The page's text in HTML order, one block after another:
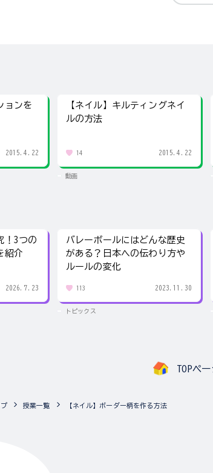
ョンを
2015.4.22
【ネイル】キルティングネイ
ルの方法
14 2015.4.22
動画
！3つの
紹介
2026.7.23
バレーボールにはどんな歴史
がある？日本への伝わり方や
ルールの変化
113 2023.11.30
トピックス
TOPペ
授業一覧 【ネイル】ボーダー柄を作る方法